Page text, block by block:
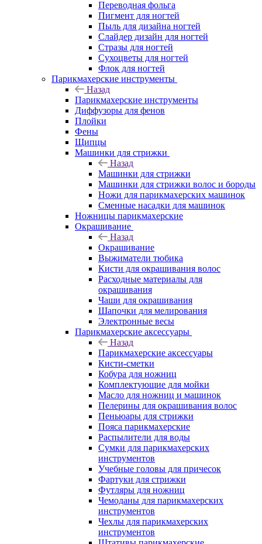
Переводная фольга
Пигмент для ногтей
Пыль для дизайна ногтей
Слайдер дизайн для ногтей
Стразы для ногтей
Сухоцветы для ногтей
Флок для ногтей
Парикмахерские инструменты
Назад
Парикмахерские инструменты
Диффузоры для фенов
Плойки
Фены
Щипцы
Машинки для стрижки
Назад
Машинки для стрижки
Машинки для стрижки волос и бороды
Ножи для парикмахерских машинок
Сменные насадки для машинок
Ножницы парикмахерские
Окрашивание
Назад
Окрашивание
Выжиматели тюбика
Кисти для окрашивания волос
Расходные материалы для
окрашивания
Чаши для окрашивания
Шапочки для мелирования
Электронные весы
Парикмахерские аксессуары
Назад
Парикмахерские аксессуары
Кисти-сметки
Кобура для ножниц
Комплектующие для мойки
Масло для ножниц и машинок
Пелерины для окрашивания волос
Пеньюары для стрижки
Пояса парикмахерские
Распылители для воды
Сумки для парикмахерских
инструментов
Учебные головы для причесок
Фартуки для стрижки
Футляры для ножниц
Чемоданы для парикмахерских
инструментов
Чехлы для парикмахерских
инструментов